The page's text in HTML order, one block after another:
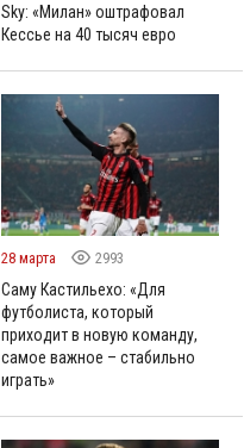
Sky: «Милан» оштрафовал
Кессье на 40 тысяч евро
28 марта 2993
Саму Кастильехо: «Для
футболиста, который
приходит в новую команду,
самое важное – стабильно
играть»